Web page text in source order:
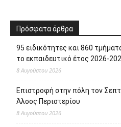
Πρόσφατα άρθρα
95 ειδικότητες και 860
το εκπαιδευτικό έτος 2026-
8 Αυγούστου 2026
Επιστροφή στην πόλη τον
Άλσος Περιστερίου
8 Αυγούστου 2026